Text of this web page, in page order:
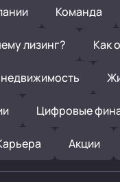
Команда
лизинг? Как
Цифровые
Акции